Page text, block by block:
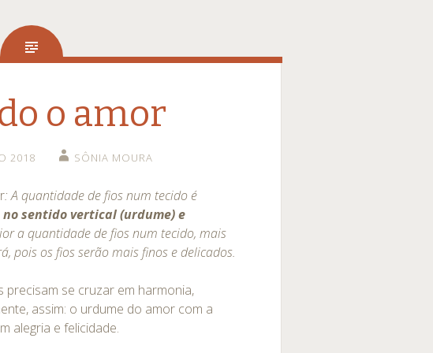
o amor
2018 SÔNIA MOURA
: A quantidade de fios num tecido é
no sentido vertical (urdume) e
a quantidade de fios num tecido, mais
pois os fios serão mais finos e delicados.
precisam se cruzar em harmonia,
assim: o urdume do amor com a
alegria e felicidade.